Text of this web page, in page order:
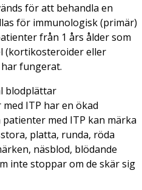
för att behandla en
för immunologisk (primär)
från 1 års ålder som
(kortikosteroider eller
fungerat.
blodplättar
ITP har en ökad
med ITP kan märka
platta, runda, röda
näsblod, blödande
inte stoppar om de skär sig